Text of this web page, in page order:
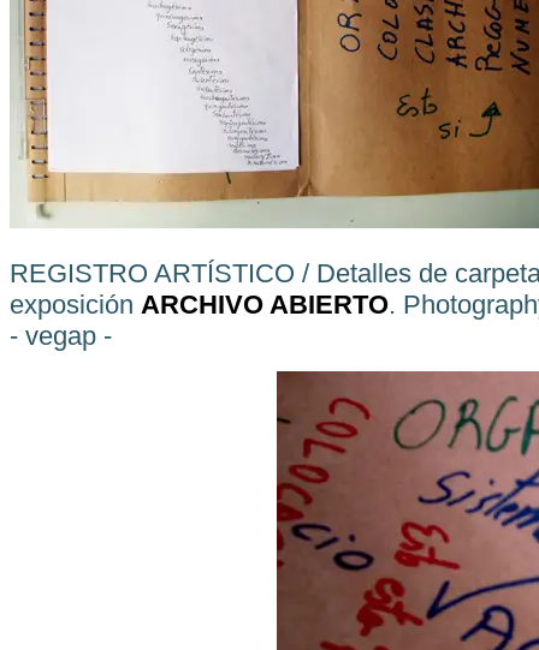
REGISTRO ARTÍSTICO / Detalles de
exposición ARCHIVO ABIERTO.
- vegap -